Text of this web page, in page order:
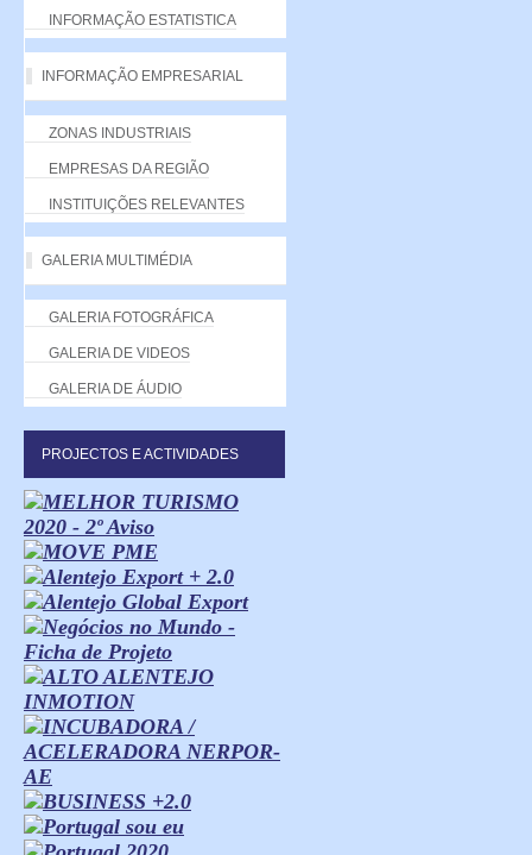
INFORMAÇÃO ESTATISTICA
INFORMAÇÃO EMPRESARIAL
ZONAS INDUSTRIAIS
EMPRESAS DA REGIÃO
INSTITUIÇÕES RELEVANTES
GALERIA MULTIMÉDIA
GALERIA FOTOGRÁFICA
GALERIA DE VIDEOS
GALERIA DE ÁUDIO
PROJECTOS E ACTIVIDADES